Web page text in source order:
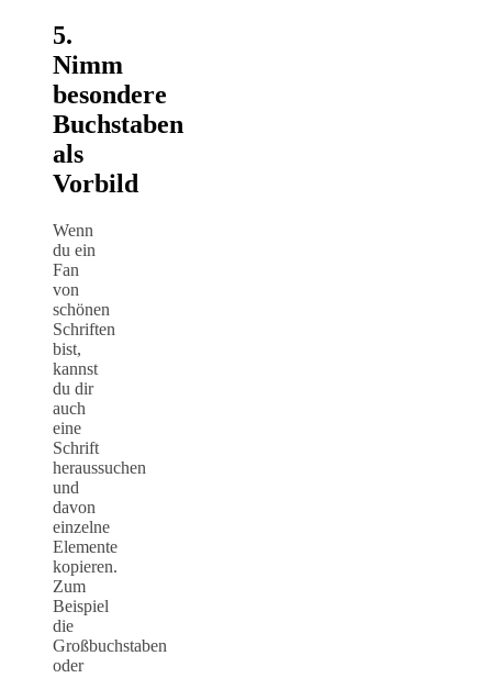
5.
Nimm
besondere
Buchstaben
als
Vorbild
Wenn
du ein
Fan
von
schönen
Schriften
bist,
kannst
du dir
auch
eine
Schrift
heraussuchen
und
davon
einzelne
Elemente
kopieren.
Zum
Beispiel
die
Großbuchstaben
oder